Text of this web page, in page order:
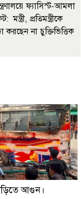
ফ্যাসিস্ট-আমলা
মন্ত্রী, প্রতিমন্ত্রীকে
করছেন না চুক্তিভিত্তিক
আগুন।